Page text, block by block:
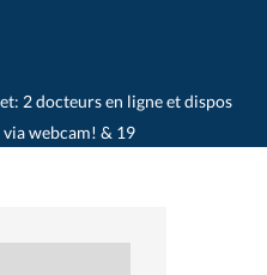
2 docteurs en ligne et dispos
webcam! & 19
>Consultation avec Dr. Bruno